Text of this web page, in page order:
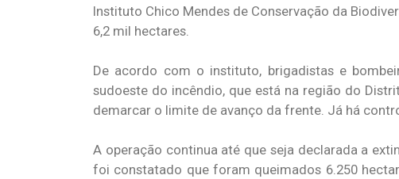
Instituto Chico Mendes de Conservação da
6,2 mil hectares.
De acordo com o instituto, brigadistas e
sudoeste do incêndio, que está na região do
demarcar o limite de avanço da frente. Já há
A operação continua até que seja declarada a
foi constatado que foram queimados 6.250